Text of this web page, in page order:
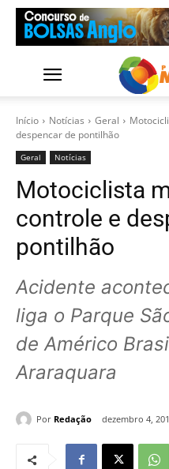
Início Notícias Geral
despencar de pontilhão
Geral Notícias
Motociclista
controle e
pontilhão
Acidente
liga o Parque
de Américo
Araraquara
Por Redação dezembro 4,